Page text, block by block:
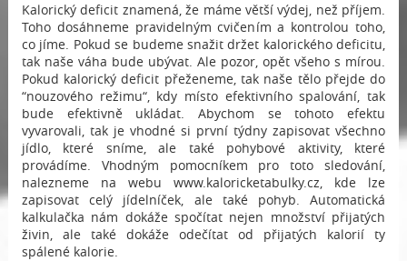
Kalorický deficit znamená, že máme větší výdej, než příjem.
Toho dosáhneme pravidelným cvičením a kontrolou toho,
co jíme. Pokud se budeme snažit držet kalorického deficitu,
tak naše váha bude ubývat. Ale pozor, opět všeho s mírou.
Pokud kalorický deficit přeženeme, tak naše tělo přejde do
“nouzového režimu“, kdy místo efektivního spalování, tak
bude efektivně ukládat. Abychom se tohoto efektu
vyvarovali, tak je vhodné si první týdny zapisovat všechno
jídlo, které sníme, ale také pohybové aktivity, které
provádíme. Vhodným pomocníkem pro toto sledování,
nalezneme na webu www.kaloricketabulky.cz, kde lze
zapisovat celý jídelníček, ale také pohyb. Automatická
kalkulačka nám dokáže spočítat nejen množství přijatých
živin, ale také dokáže odečítat od přijatých kalorií ty
spálené kalorie.